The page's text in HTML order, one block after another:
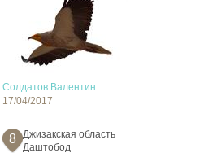
Солдатов Валентин
17/04/2017
8
Джизакская область
Даштобод